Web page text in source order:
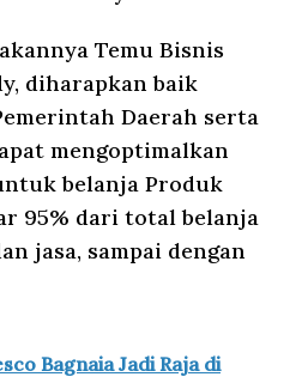
Temu Bisnis
diharapkan baik
Daerah serta
mengoptimalkan
belanja Produk
95% dari total belanja
jasa, sampai dengan
Bagnaia Jadi Raja di